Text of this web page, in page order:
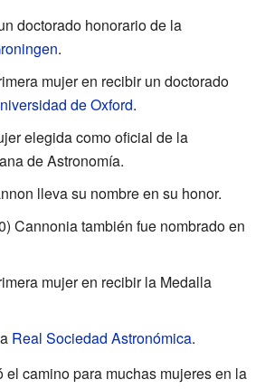
doctorado honorario de la
.
mujer en recibir un doctorado
de Oxford.
elegida como oficial de la
de Astronomía.
lleva su nombre en su honor.
Cannonia también fue nombrado en
mujer en recibir la Medalla
Real Sociedad Astronómica.
camino para muchas mujeres en la